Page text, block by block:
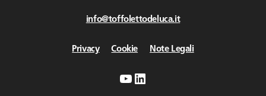
info@toffolettodeluca.it
Privacy Cookie Note Legali
YouTube
LinkedIn